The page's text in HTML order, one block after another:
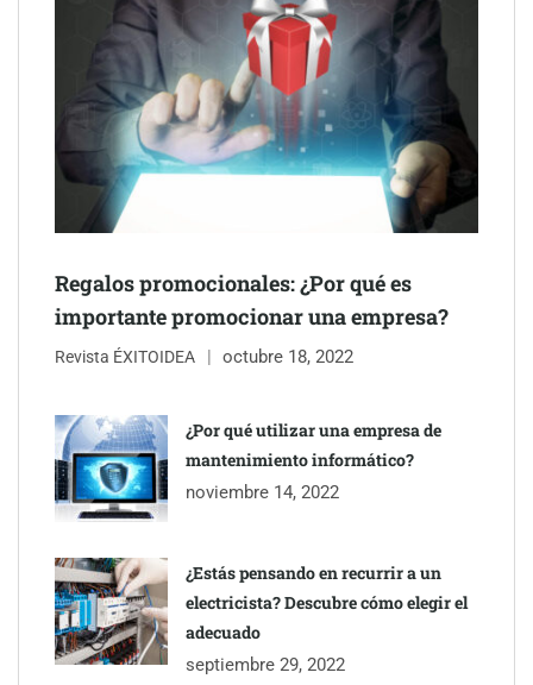
Última llamada: los destinos con las mayores caídas de precios
Regalos promocionales: ¿Por qué es
importante promocionar una empresa?
Revista ÉXITOIDEA octubre 18, 2022
¿Por qué utilizar una empresa de
mantenimiento informático?
noviembre 14, 2022
¿Estás pensando en recurrir a un
electricista? Descubre cómo elegir el
adecuado
septiembre 29, 2022